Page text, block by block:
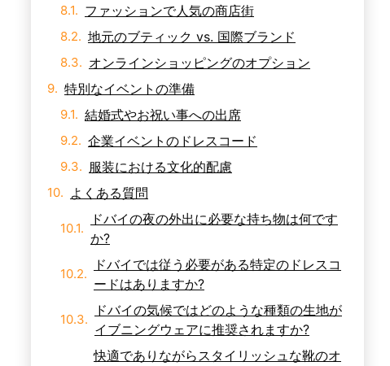
地元のブティック vs. 国際ブランド
オンラインショッピングのオプション
特別なイベントの準備
結婚式やお祝い事への出席
企業イベントのドレスコード
服装における文化的配慮
よくある質問
ドバイの夜の外出に必要な持ち物は何です
か?
ドバイでは従う必要がある特定のドレスコ
ードはありますか?
ドバイの気候ではどのような種類の生地が
イブニングウェアに推奨されますか?
快適でありながらスタイリッシュな靴のオ
プションをいくつか提案していただけます